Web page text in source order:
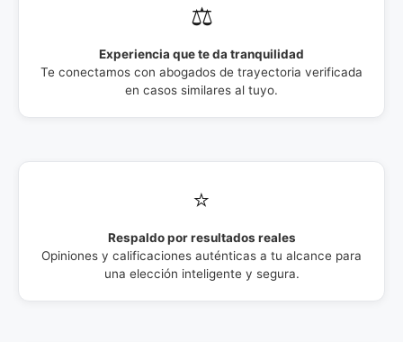
⚖️
Experiencia que te da tranquilidad
Te conectamos con abogados de trayectoria verificada
en casos similares al tuyo.
⭐
Respaldo por resultados reales
Opiniones y calificaciones auténticas a tu alcance para
una elección inteligente y segura.